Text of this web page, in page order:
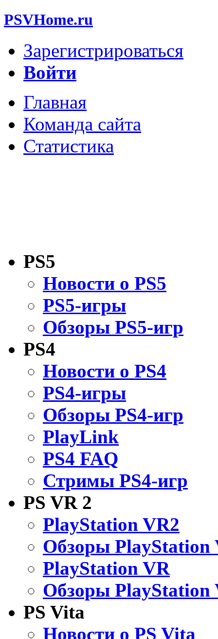
PSVHome.ru
Зарегистрироваться
Войти
Главная
Команда сайта
Статистика
PS5
Новости о PS5
PS5-игры
Обзоры PS5-игр
PS4
Новости о PS4
PS4-игры
Обзоры PS4-игр
PlayLink
PS4 FAQ
Стримы PS4-игр
PS VR 2
PlayStation VR2
Обзоры PlayStation
PlayStation VR
Обзоры PlayStation
PS Vita
Новости о PS Vita